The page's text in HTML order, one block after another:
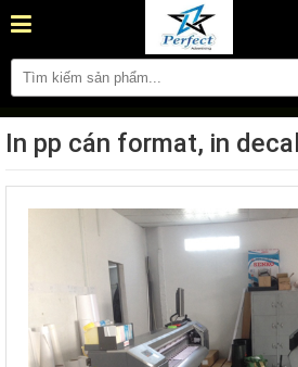
In pp cán format, in
ĐẶT HÀNG